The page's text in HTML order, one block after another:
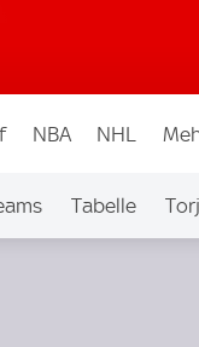
NBA NHL
Tabelle